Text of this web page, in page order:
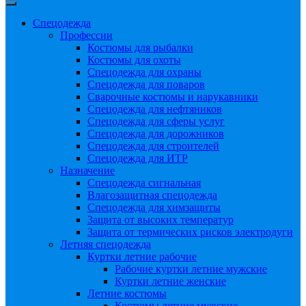
Спецодежда
Профессии
Костюмы для рыбалки
Костюмы для охоты
Спецодежда для охраны
Спецодежда для поваров
Сварочные костюмы и нарукавники
Спецодежда для нефтяников
Спецодежда для сферы услуг
Спецодежда для дорожников
Спецодежда для строителей
Спецодежда для ИТР
Назначение
Спецодежда сигнальная
Влагозащитная спецодежда
Спецодежда для химзащиты
Защита от высоких температур
Защита от термических рисков электродуги
Летняя спецодежда
Куртки летние рабочие
Рабочие куртки летние мужские
Куртки летние женские
Летние костюмы